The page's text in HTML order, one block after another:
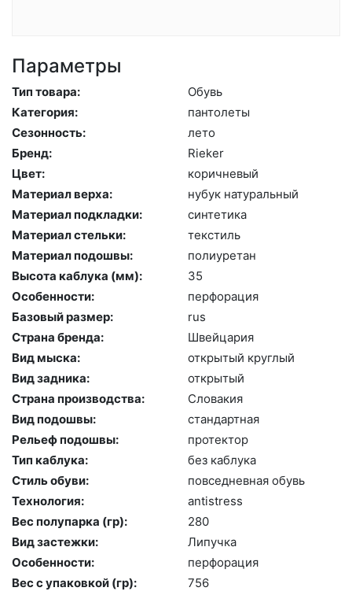
Параметры
Тип товара:
Обувь
Категория:
пан­то­леты
Сезонность:
ле­то
Бренд:
Ri­eker
Цвет:
ко­рич­не­вый
Материал верха:
ну­бук на­тураль­ный
Материал подкладки:
син­те­тика
Материал стельки:
текс­тиль
Материал подошвы:
по­ли­уре­тан
Высота каблука (мм):
35
Особенности:
пер­фо­рация
Базовый размер:
rus
Страна бренда:
Швей­ца­рия
Вид мыска:
отк­ры­тый круг­лый
Вид задника:
отк­ры­тый
Страна производства:
Сло­вакия
Вид подошвы:
стан­дарт­ная
Рельеф подошвы:
про­тек­тор
Тип каблука:
без каб­лу­ка
Стиль обуви:
пов­седнев­ная обувь
Технология:
an­tist­ress
Вес полупарка (гр):
280
Вид застежки:
Ли­пуч­ка
Особенности:
пер­фо­рация
Вес с упаковкой (гр):
756